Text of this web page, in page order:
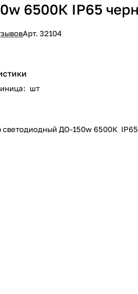
6500К IP65
Арт.32104
: шт
светодиодный ДО-150w 6500К